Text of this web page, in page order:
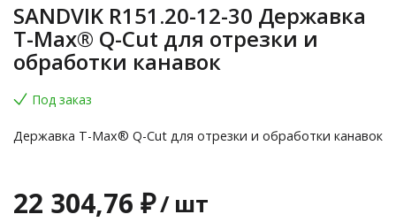
SANDVIK R151.20-12-30 Державка
T-Max® Q-Cut для отрезки и
обработки канавок
Под заказ
Державка T-Max® Q-Cut для отрезки и обработки канавок
22 304,76 ₽/ шт